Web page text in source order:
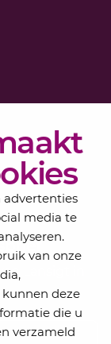
advertenties
media te
van onze
kunnen deze
die u
verzameld
Lansigt in